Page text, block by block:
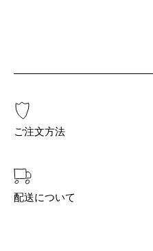
ご注文方法
配送について